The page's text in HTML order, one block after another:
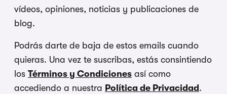
vídeos, opiniones, noticias y publicaciones de
blog.
Podrás darte de baja de estos emails cuando
quieras. Una vez te suscribas, estás consintiendo
los Términos y Condiciones así como
accediendo a nuestra Política de Privacidad .